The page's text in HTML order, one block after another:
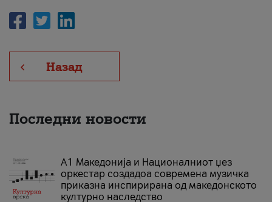
Назад
Последни новости
А1 Македонија и Националниот џез
оркестар создадоа современа музичка
приказна инспирирана од македонското
културно наследство